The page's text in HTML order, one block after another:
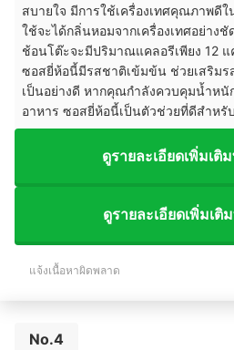
สบายใจ มีการใช้เครื่องเทศคุณภาพดี
ใช้จะได้กลิ่นหอมจากเครื่องเทศอย่าง
ช้อนโต๊ะจะมีปริมาณแคลอรีเพียง 12 แ
ซอสยี่ห้อนี้มีรสชาติเข้มข้น ช่วยเสริม
เป็นอย่างดี หากคุณกำลังควบคุมน้ำหนั
อาหาร ซอสยี่ห้อนี้เป็นตัวช่วยที่ดีสำห
ดูรายละเอียดเพิ่มเติ
ดูรายละเอียดเพิ่มเติ
แจ้งเนื้อหาผิดพลาด
No.4